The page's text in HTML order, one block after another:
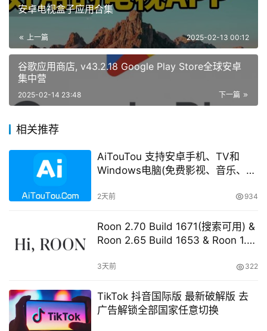
安卓电视盒子应用合集
上一篇 2025-02-13 00:12
谷歌应用商店, v43.2.18 Google Play Store全球安卓
集中营
下一篇
2025-02-14 23:48
相关推荐
AiTouTou 支持安卓手机、TV和
Windows电脑(免费影视、音乐、电
2天前 934
Roon 2.70 Build 1671(搜索可用) &
Roon 2.65 Build 1653 & Roon 1.8
3天前 322
TikTok 抖音国际版 最新破解版 去
广告解锁全部国家任意切换